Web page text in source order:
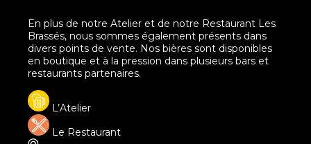
En plus de notre Atelier et de notre Restaurant Les
Brassés, nous sommes également présents dans
divers points de vente. Nos bières sont disponibles
en boutique et à la pression dans plusieurs bars et
restaurants partenaires.
L’Atelier
Le Restaurant